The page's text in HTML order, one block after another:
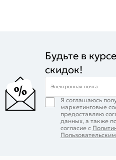
Будьте в
скидок!
Электронная почта
Я соглашаюсь
маркетинговые
предоставляю
данных, а также
согласие с